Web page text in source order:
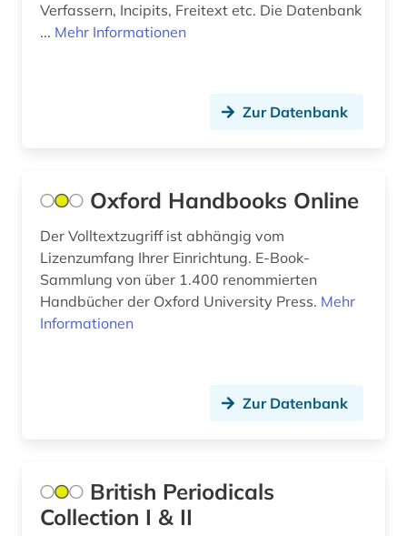
kurdistan (1)
der stadt kassel (1)
landeskunde (3)
latein (21)
lateinamerika (5)
literarische gestalt (1)
Verfassern, Incipits, Freitext etc. Die Datenbank
... Mehr Informationen
Zur Datenbank
Oxford Handbooks Online
Der Volltextzugriff ist abhängig vom
Lizenzumfang Ihrer Einrichtung. E-Book-
Sammlung von über 1.400 renommierten
Handbücher der Oxford University Press. Mehr
Informationen
Zur Datenbank
British Periodicals
Collection I & II